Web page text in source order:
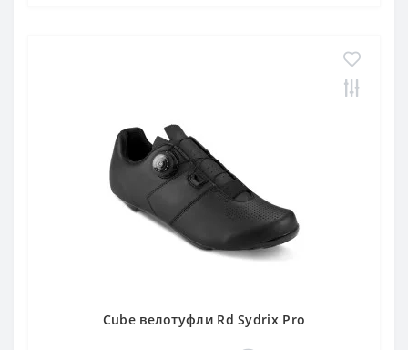
Cube велотуфли Rd Sydrix Pro